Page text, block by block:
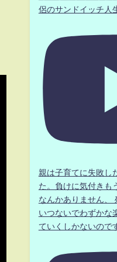
侶のサンドイッチ人
親は子育てに失敗し
た。負けに気付きも
なんかありません、
いつないでわずかな
ていくしかないので